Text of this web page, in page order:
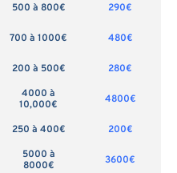
500 à 800€
290€
700 à 1000€
480€
200 à 500€
280€
4000 à
10,000€
4800€
250 à 400€
200€
5000 à
8000€
3600€